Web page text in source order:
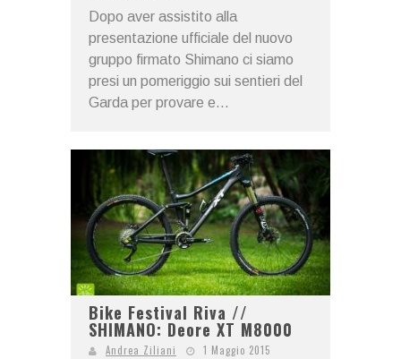
Dopo aver assistito alla
presentazione ufficiale del nuovo
gruppo firmato Shimano ci siamo
presi un pomeriggio sui sentieri del
Garda per provare e...
Bike Festival Riva //
SHIMANO: Deore XT M8000
Andrea Ziliani
1 Maggio 2015